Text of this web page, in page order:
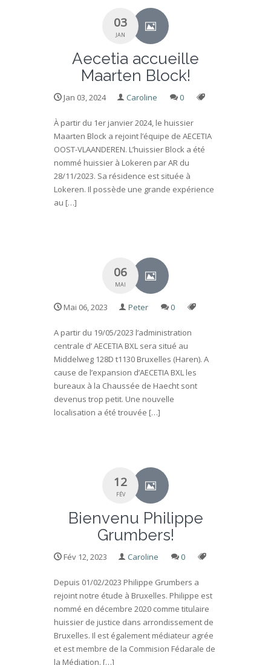
03
JAN
Aecetia accueille
Maarten Block!
Jan 03, 2024 Caroline 0
À partir du 1er janvier 2024, le huissier
Maarten Block a rejoint l’équipe de AECETIA
OOST-VLAANDEREN. L’huissier Block a été
nommé huissier à Lokeren par AR du
28/11/2023. Sa résidence est située à
Lokeren. Il possède une grande expérience
au […]
06
MAI
Mai 06, 2023 Peter 0
A partir du 19/05/2023 l’administration
centrale d’ AECETIA BXL sera situé au
Middelweg 128D t1130 Bruxelles (Haren). A
cause de l’expansion d’AECETIA BXL les
bureaux à la Chaussée de Haecht sont
devenus trop petit. Une nouvelle
localisation a été trouvée […]
12
FÉV
Bienvenu Philippe
Grumbers!
Fév 12, 2023 Caroline 0
Depuis 01/02/2023 Philippe Grumbers a
rejoint notre étude à Bruxelles. Philippe est
nommé en décembre 2020 comme titulaire
huissier de justice dans arrondissement de
Bruxelles. Il est également médiateur agrée
et est membre de la Commision Fédarale de
la Médiation. […]